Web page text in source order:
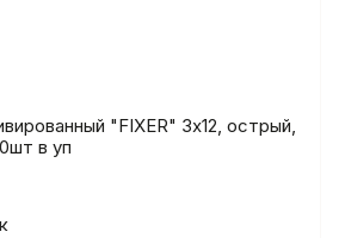
"FIXER" 3х12, острый,
в уп